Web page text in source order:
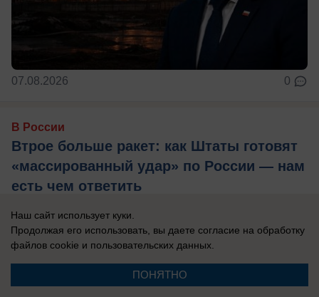
07.08.2026 0
В России
Втрое больше ракет: как Штаты готовят
«массированный удар» по России — нам
есть чем ответить
Пентагон усиливает подводный флот.
Наш сайт использует куки.
Продолжая его использовать, вы даете согласие на обработку
файлов cookie и пользовательских данных.
ПОНЯТНО